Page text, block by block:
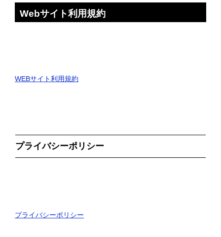
Webサイト利用規約
WEBサイト利用規約
プライバシーポリシー
プライバシーポリシー